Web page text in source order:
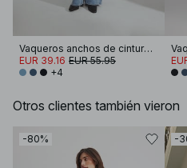
Vaqueros anchos de cintura alta
EUR 39.16 EUR 55.95
+4
Otros clientes también vieron
-80% -